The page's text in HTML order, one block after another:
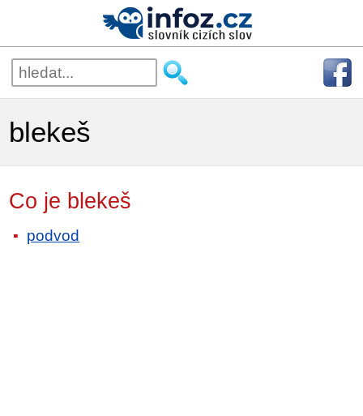
blekeš
Co je blekeš
podvod